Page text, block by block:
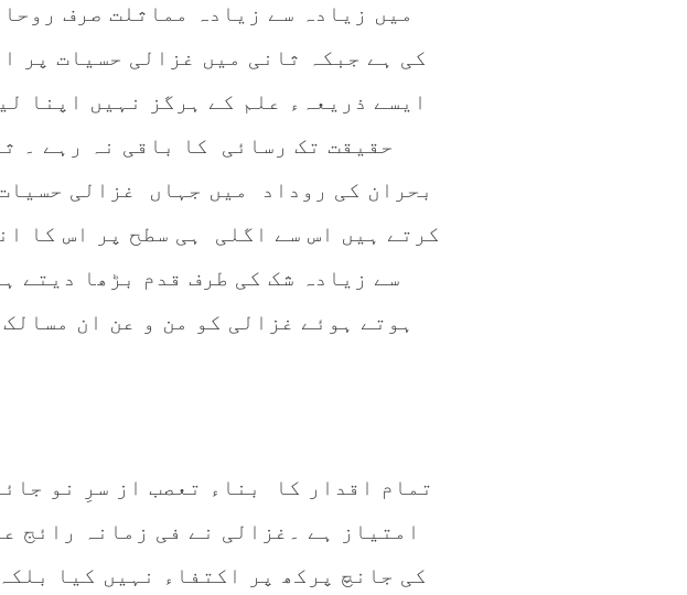
میں زیادہ سے زیادہ مماثلت صرف
کی ہے جبکہ ثانی میں غزالی حسیات پر
ایسے ذریعہء علم کے ہرگز نہیں اپنا
حقیقت تک رسائی کا باقی نہ رہے ۔
بحران کی روداد میں جہاں غزالی
کرتے ہیں اس سے اگلی ہی سطح پر اس کا
سے زیادہ شک کی طرف قدم بڑھا دیتے
ہوتے ہوئے غزالی کو من و عن ان
تمام اقدار کا بناء تعصب از سرِ نو
امتیاز ہے ۔غزالی نے فی زمانہ رائج
کی جانچ پرکھ پر اکتفاء نہیں کیا